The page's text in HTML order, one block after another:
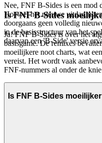
Nee, FNF B-Sides is een mod
Hoewel het nieuwe
doorgaans geen volledig
in de basisstructuur van het
daarvan een 'B-Side' versie
Is FNF B-Sides
Ja! FNF B-Sides is over het
basisgame. De remixes
moeilijkere noot charts, wat
vereist. Het wordt vaak
FNF-nummers al onder de
Is FNF B-Sides